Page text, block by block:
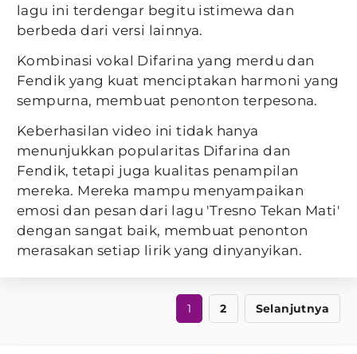
lagu ini terdengar begitu istimewa dan
berbeda dari versi lainnya.
Kombinasi vokal Difarina yang merdu dan
Fendik yang kuat menciptakan harmoni yang
sempurna, membuat penonton terpesona.
Keberhasilan video ini tidak hanya
menunjukkan popularitas Difarina dan
Fendik, tetapi juga kualitas penampilan
mereka. Mereka mampu menyampaikan
emosi dan pesan dari lagu 'Tresno Tekan Mati'
dengan sangat baik, membuat penonton
merasakan setiap lirik yang dinyanyikan.
1 2 Selanjutnya